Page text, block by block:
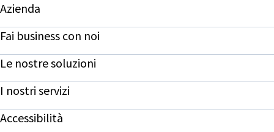
Azienda
Fai business con noi
Le nostre soluzioni
I nostri servizi
Accessibilità